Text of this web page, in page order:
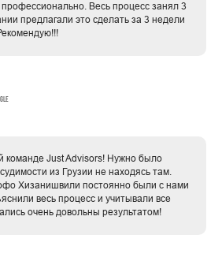
Весь процесс занял 3
предлагали это сделать за 3 недели
команде Just Advisors! Нужно было
из Грузии не находясь там.
Хизанишвили постоянно были с нами
весь процесс и учитывали все
очень довольны результатом!